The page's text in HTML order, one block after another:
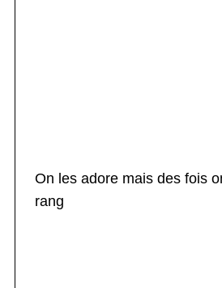
On les adore mais des fois
rang